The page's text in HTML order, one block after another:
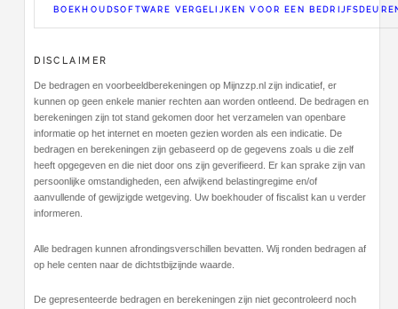
BOEKHOUDSOFTWARE VERGELIJKEN VOOR EEN
DISCLAIMER
De bedragen en voorbeeldberekeningen op Mijnzzp.nl zijn indicatief, er
kunnen op geen enkele manier rechten aan worden ontleend. De bedragen en
berekeningen zijn tot stand gekomen door het verzamelen van openbare
informatie op het internet en moeten gezien worden als een indicatie. De
bedragen en berekeningen zijn gebaseerd op de gegevens zoals u die zelf
heeft opgegeven en die niet door ons zijn geverifieerd. Er kan sprake zijn van
persoonlijke omstandigheden, een afwijkend belastingregime en/of
aanvullende of gewijzigde wetgeving. Uw boekhouder of fiscalist kan u verder
informeren.
Alle bedragen kunnen afrondingsverschillen bevatten. Wij ronden bedragen af
op hele centen naar de dichtstbijzijnde waarde.
De gepresenteerde bedragen en berekeningen zijn niet gecontroleerd noch